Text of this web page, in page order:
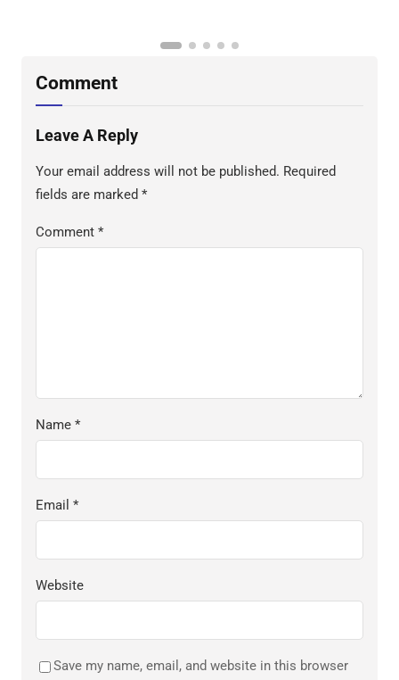
Comment
Leave A Reply
Your email address will not be published. Required
fields are marked *
Comment *
Name *
Email *
Website
Save my name, email, and website in this browser